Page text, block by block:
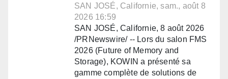
SAN JOSÉ, Californie, sam., août 8
2026 16:59
SAN JOSÉ, Californie, 8 août 2026
/PRNewswire/ -- Lors du salon FMS
2026 (Future of Memory and
Storage), KOWIN a présenté sa
gamme complète de solutions de